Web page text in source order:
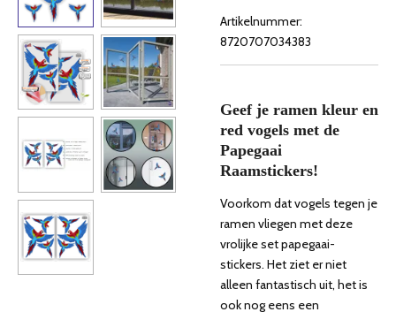
Artikelnummer:
8720707034383
Geef je ramen kleur en
red vogels met de
Papegaai
Raamstickers!
Voorkom dat vogels tegen je
ramen vliegen met deze
vrolijke set papegaai-
stickers. Het ziet er niet
alleen fantastisch uit, het is
ook nog eens een